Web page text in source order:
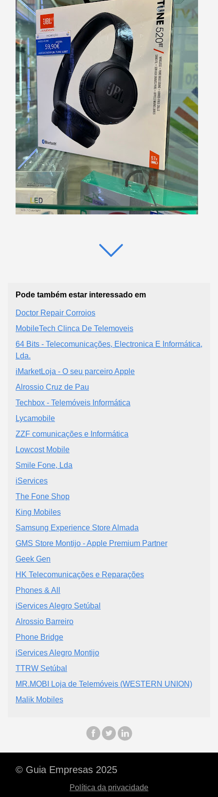
Pode também estar interessado em
Doctor Repair Corroios
MobileTech Clinca De Telemoveis
64 Bits - Telecomunicações, Electronica E Informática,
Lda.
iMarketLoja - O seu parceiro Apple
Alrossio Cruz de Pau
Techbox - Telemóveis Informática
Lycamobile
ZZF comunicações e Informática
Lowcost Mobile
Smile Fone, Lda
iServices
The Fone Shop
King Mobiles
Samsung Experience Store Almada
GMS Store Montijo - Apple Premium Partner
Geek Gen
HK Telecomunicações e Reparações
Phones & All
iServices Alegro Setúbal
Alrossio Barreiro
Phone Bridge
iServices Alegro Montijo
TTRW Setúbal
MR.MOBI Loja de Telemóveis (WESTERN UNION)
Malik Mobiles
© Guia Empresas 2025
Política da privacidade